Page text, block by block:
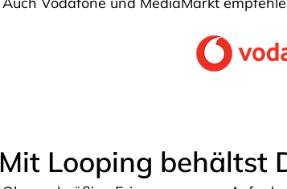
Mit Looping behältst